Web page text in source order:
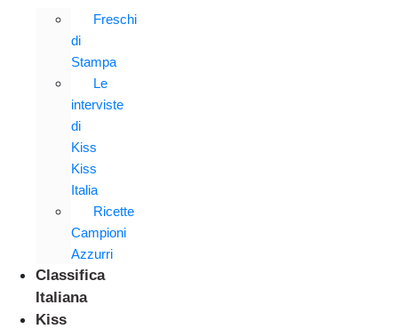
Freschi
di
Stampa
Le
interviste
di
Kiss
Kiss
Italia
Ricette
Campioni
Azzurri
Classifica
Italiana
Kiss